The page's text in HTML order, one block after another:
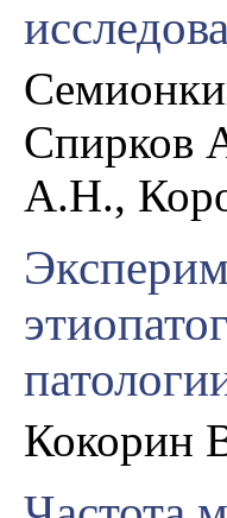
Спирков
А.Н.,
Кокорин